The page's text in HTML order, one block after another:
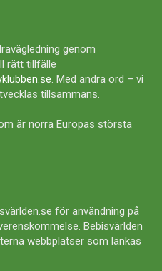
genom
rätt tillfälle
. Med andra ord – vi
tillsammans.
är norra Europas största
för användning på
Bebisvärlden
webbplatser som länkas